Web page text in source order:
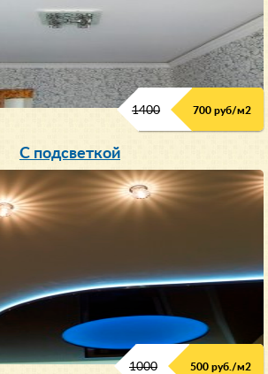
1400 700 руб/м2
С подсветкой
1000 500 руб./м2